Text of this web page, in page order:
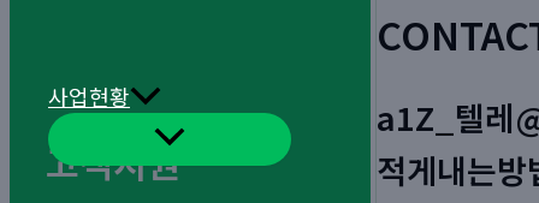
사업현황
메
뉴
토
글
고객지원
a1Z_텔레
적게내는